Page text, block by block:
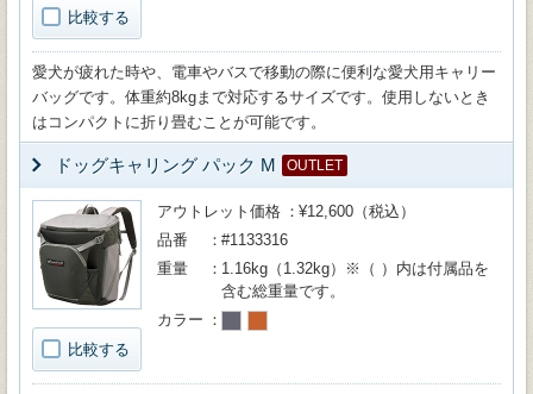
比較する
愛犬が疲れた時や、電車やバスで移動の際に便利な愛犬用キャリー
バッグです。体重約8kgまで対応するサイズです。使用しないとき
はコンパクトに折り畳むことが可能です。
ドッグキャリング パック M OUTLET
比較する
アウトレット価格
¥12,600（税込）
品番
#1133316
重量
1.16kg（1.32kg）※（ ）内は付属品を
含む総重量です。
カラー